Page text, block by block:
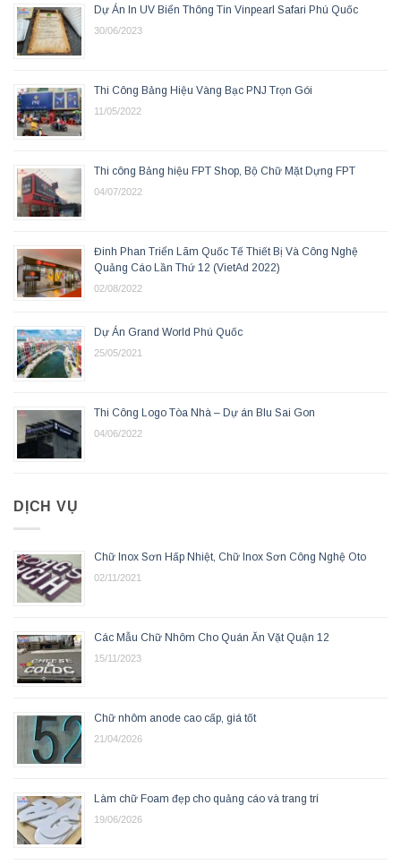
Dự Án In UV Biển Thông Tin Vinpearl Safari Phú Quốc
30/06/2023
Thi Công Bảng Hiệu Vàng Bạc PNJ Trọn Gói
11/05/2022
Thi công Bảng hiệu FPT Shop, Bộ Chữ Mặt Dựng FPT
04/07/2022
Đinh Phan Triển Lãm Quốc Tế Thiết Bị Và Công Nghệ
Quảng Cáo Lần Thứ 12 (VietAd 2022)
02/08/2022
Dự Án Grand World Phú Quốc
25/05/2021
Thi Công Logo Tòa Nhà – Dự án Blu Sai Gon
04/06/2022
DỊCH VỤ
Chữ Inox Sơn Hấp Nhiệt, Chữ Inox Sơn Công Nghệ Oto
02/11/2021
Các Mẫu Chữ Nhôm Cho Quán Ăn Vặt Quận 12
15/11/2023
Chữ nhôm anode cao cấp, giá tốt
21/04/2026
Làm chữ Foam đẹp cho quảng cáo và trang trí
19/06/2026